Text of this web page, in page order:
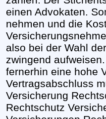
einen Advokaten.
nehmen und die
also bei der Wahl
zwingend
fernerhin eine hohe
Vertragsabschluss
Versicherung
Rechtschutz